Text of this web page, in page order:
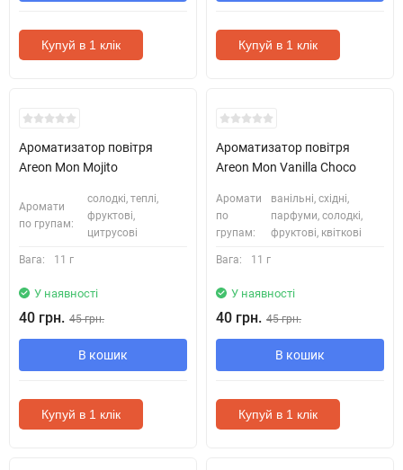
Купуй в 1 клік Купуй в 1 клік
Ароматизатор повітря
Areon Mon Mojito
Аромати
по групам:
солодкі, теплі,
фруктові,
цитрусові
Вага: 11 г
У наявності
40 грн. 45 грн.
В кошик
Купуй в 1 клік
Ароматизатор повітря
Areon Mon Vanilla Choco
Аромати
по
групам:
ванільні, східні,
парфуми, солодкі,
фруктові, квіткові
Вага: 11 г
У наявності
40 грн. 45 грн.
В кошик
Купуй в 1 клік